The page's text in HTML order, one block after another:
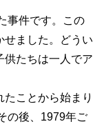
事件です。この
せました。どうい
供たちは一人でア
ことから始まり
の後、1979年ご